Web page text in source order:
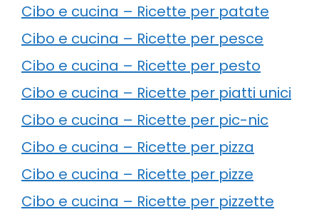
Cibo e cucina – Ricette per patate
Cibo e cucina – Ricette per pesce
Cibo e cucina – Ricette per pesto
Cibo e cucina – Ricette per piatti unici
Cibo e cucina – Ricette per pic-nic
Cibo e cucina – Ricette per pizza
Cibo e cucina – Ricette per pizze
Cibo e cucina – Ricette per pizzette